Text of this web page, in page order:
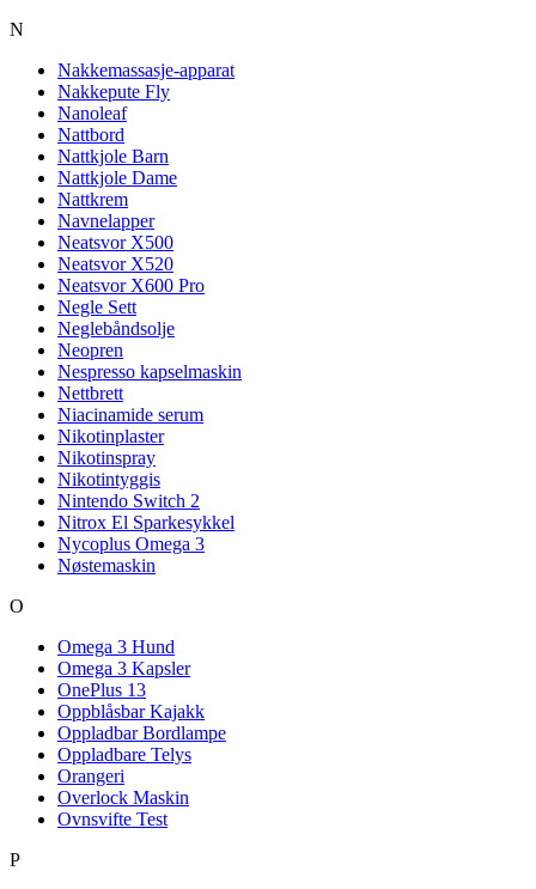
N
Nakkemassasje-apparat
Nakkepute Fly
Nanoleaf
Nattbord
Nattkjole Barn
Nattkjole Dame
Nattkrem
Navnelapper
Neatsvor X500
Neatsvor X520
Neatsvor X600 Pro
Negle Sett
Neglebåndsolje
Neopren
Nespresso kapselmaskin
Nettbrett
Niacinamide serum
Nikotinplaster
Nikotinspray
Nikotintyggis
Nintendo Switch 2
Nitrox El Sparkesykkel
Nycoplus Omega 3
Nøstemaskin
O
Omega 3 Hund
Omega 3 Kapsler
OnePlus 13
Oppblåsbar Kajakk
Oppladbar Bordlampe
Oppladbare Telys
Orangeri
Overlock Maskin
Ovnsvifte Test
P